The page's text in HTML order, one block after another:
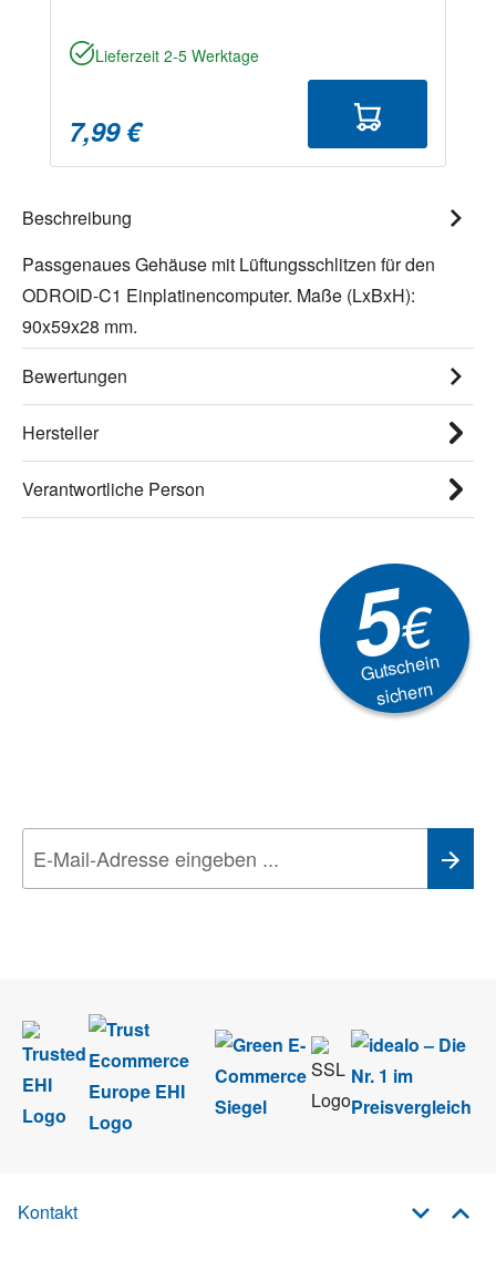
Lieferzeit 2-5 Werktage
7,99 €
Beschreibung
Passgenaues Gehäuse mit Lüftungsschlitzen für den
ODROID-C1 Einplatinencomputer. Maße (LxBxH):
90x59x28 mm.
Bewertungen
Hersteller
Verantwortliche Person
5€
Gutschein
sichern
Kontakt